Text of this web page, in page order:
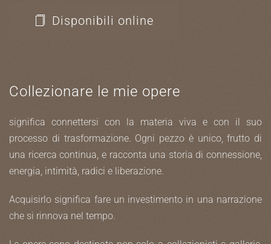
Disponibili online
Collezionare le mie opere
significa connettersi con la materia viva e con il suo
processo di trasformazione. Ogni pezzo è unico, frutto di
una ricerca continua, e racconta una storia di connessione,
energia, intimità, radici e liberazione.
Acquisirlo significa fare un investimento in una narrazione
che si rinnova nel tempo.